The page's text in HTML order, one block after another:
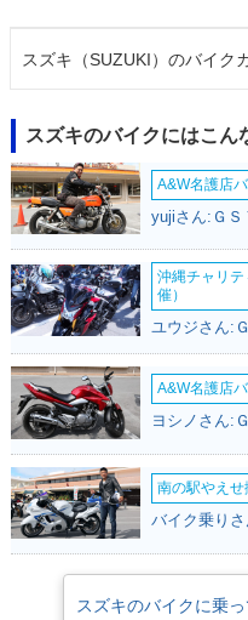
スズキ（SUZUKI）のバイク
スズキのバイクにはこん
A&W名護店
yujiさん:ＧＳ
沖縄チャリ
催）
ユウジさん:
A&W名護店
ヨシノさん:
南の駅やえせ
バイク乗り
スズキのバイクに乗